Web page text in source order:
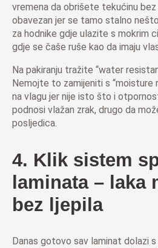
vremena da obrišete tekućinu bez
obavezan jer se tamo stalno
za hodnike gdje ulazite s mokrim
gdje se čaše ruše kao da imaju
Na pakiranju tražite “water
Nemojte to zamijeniti s
na vlagu jer nije isto što i
podnosi vlažan zrak, drugo da
posljedica.
4. Klik sistem
laminata – laka
bez ljepila
Danas gotovo sav laminat dolazi